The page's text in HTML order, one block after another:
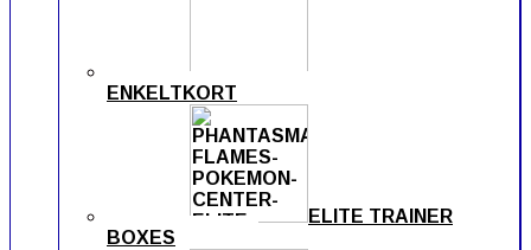
ENKELTKORT
ELITE TRAINER
BOXES